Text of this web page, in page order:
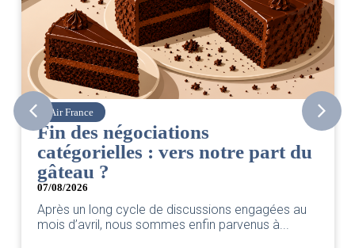
France
des négociations
: vers notre part du
?
2026
un long cycle de discussions engagées au
d’avril, nous sommes enfin parvenus à...